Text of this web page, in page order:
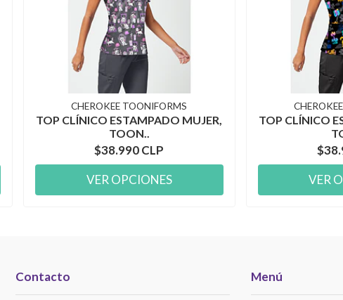
CHEROKEE TOONIFORMS
TOP CLÍNICO ESTAMPADO MUJER,
TOON..
$38.990 CLP
VER OPCIONES
TOP CLÍNICO
VER
Contacto Menú